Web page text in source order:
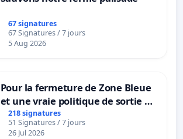
67 signatures
67 Signatures / 7 jours
5 Aug 2026
Pour la fermeture de Zone Bleue
et une vraie politique de sortie de
la dépendance
218 signatures
51 Signatures / 7 jours
26 Jul 2026